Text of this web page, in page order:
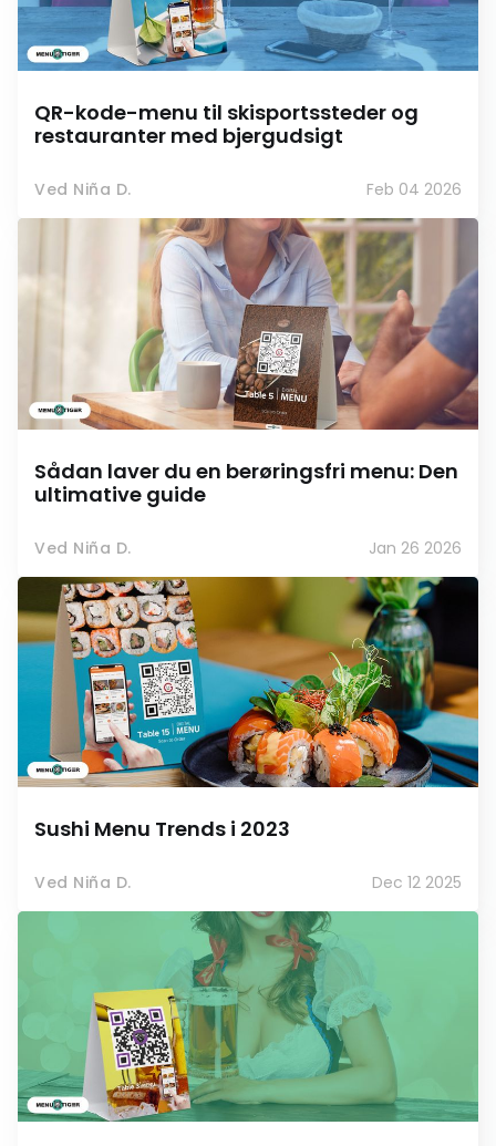
QR-kode-menu til skisportssteder og
restauranter med bjergudsigt
Ved Niña D. Feb 04 2026
Sådan laver du en berøringsfri menu: Den
ultimative guide
Ved Niña D. Jan 26 2026
Sushi Menu Trends i 2023
Ved Niña D. Dec 12 2025